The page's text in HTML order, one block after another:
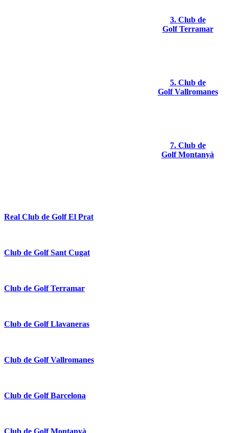
3. Club de
Golf Terramar
5. Club de
Golf Vallromanes
7. Club de
Golf Montanyà
Real Club de Golf El Prat
Club de Golf Sant Cugat
Club de Golf Terramar
Club de Golf Llavaneras
Club de Golf Vallromanes
Club de Golf Barcelona
Club de Golf Montanyà